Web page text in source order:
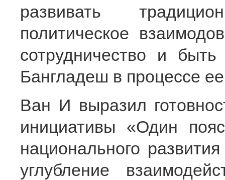
развивать
политическое
сотрудничество и
Бангладеш в процессе
Ван И выразил
инициативы «Один
национального
углубление